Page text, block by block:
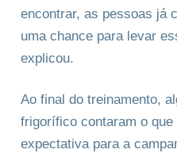
encontrar, as pessoas já
uma chance para levar
explicou.
Ao final do treinamento,
frigorífico contaram o
expectativa para a